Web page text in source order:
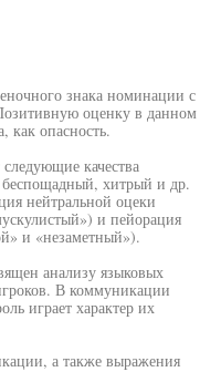
знака номинации с
оценку в данном
как опасность.
качества
хитрый и др.
нейтральной оцеки
и пейорация
и «незаметный»).
анализу языковых
В коммуникации
играет характер их
а также выражения